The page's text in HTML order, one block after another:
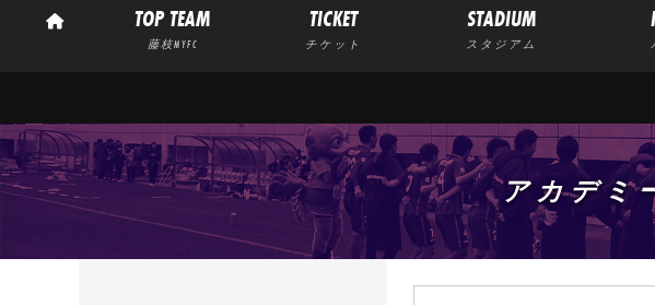
TOP TEAM
藤枝MYFC
TICKET
チケット
STADIUM
スタジアム
アカデミ